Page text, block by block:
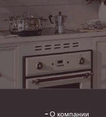
О компании